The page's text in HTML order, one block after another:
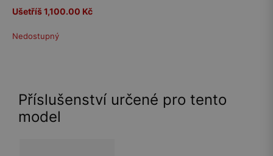
Ušetříš 1,100.00 Kč
Nedostupný
Příslušenství určené pro tento
model